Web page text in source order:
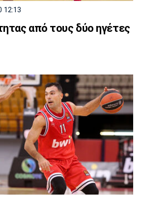
12:13
από τους δύο ηγέτες